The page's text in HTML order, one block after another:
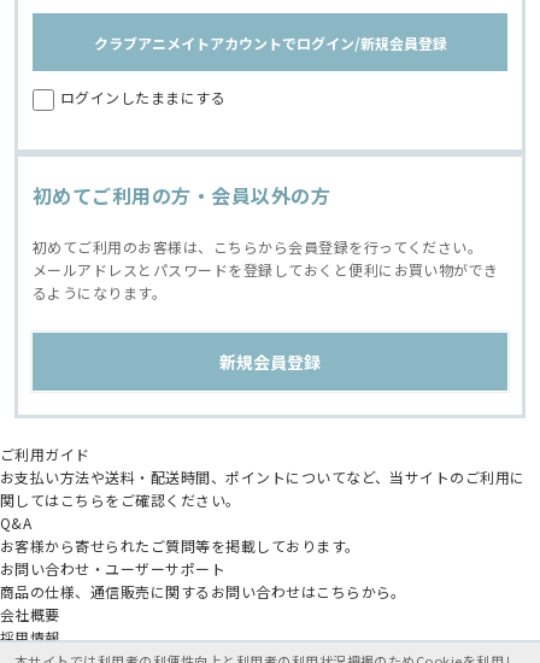
クラブアニメイトアカウントでログイン/新規会員登録
ログインしたままにする
初めてご利用の方・会員以外の方
初めてご利用のお客様は、こちらから会員登録を行ってください。
メールアドレスとパスワードを登録しておくと便利にお買い物ができ
るようになります。
ご利用ガイド
お支払い方法や送料・配送時間、ポイントについてなど、当サイトのご利用に
関してはこちらをご確認ください。
Q&A
お客様から寄せられたご質問等を掲載しております。
お問い合わせ・ユーザーサポート
商品の仕様、通信販売に関するお問い合わせはこちらから。
会社概要
採用情報